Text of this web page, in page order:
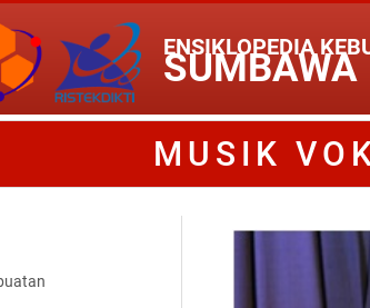
ENSIKLOPEDIA
SUMBAWA
MUSIK